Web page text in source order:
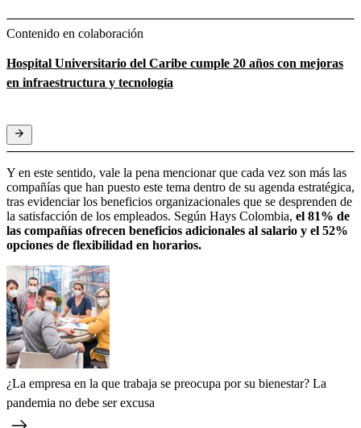
Contenido en colaboración
Hospital Universitario del Caribe cumple 20 años con mejoras
en infraestructura y tecnología
Y en este sentido, vale la pena mencionar que cada vez son más las
compañías que han puesto este tema dentro de su agenda estratégica,
tras evidenciar los beneficios organizacionales que se desprenden de
la satisfacción de los empleados. Según Hays Colombia, el 81% de
las compañías ofrecen beneficios adicionales al salario y el 52%
opciones de flexibilidad en horarios.
¿La empresa en la que trabaja se preocupa por su bienestar? La
pandemia no debe ser excusa